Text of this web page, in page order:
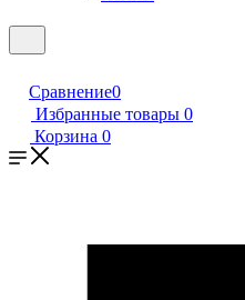
Сравнение0
Избранные товары 0
Корзина 0